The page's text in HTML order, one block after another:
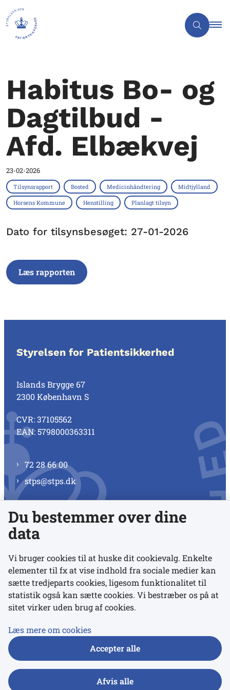
Habitus Bo- og
Dagtilbud -
Afd. Elbækvej
23-02-2026
Tilsynsrapport Bosted Medicinhåndtering Midtjylland
Horsens Kommune Henstilling Planlagt tilsyn
Dato for tilsynsbesøget: 27-01-2026
Læs rapporten
Styrelsen for Patientsikkerhed
Islands Brygge 67
2300 København S
CVR: 37105562
EAN: 5798000363311
72 28 66 00
stps@stps.dk
Se alle kontaktnumre
Links
Udgivelser
Du bestemmer over dine
data
Vi bruger cookies til at huske dit cookievalg. Enkelte
elementer til fx at vise indhold fra sociale medier kan
sætte tredjeparts cookies, ligesom funktionalitet til
statistik også kan sætte cookies. Vi bestræber os på at
sitet virker uden brug af cookies.
Læs mere om cookies
Accepter alle
Afvis alle